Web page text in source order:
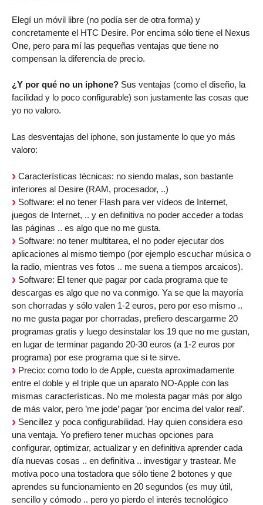
Elegí un móvil libre (no podía ser de otra forma) y
concretamente el HTC Desire. Por encima sólo tiene el Nexus
One, pero para mí las pequeñas ventajas que tiene no
compensan la diferencia de precio.
¿Y por qué no un iphone? Sus ventajas (como el diseño, la
facilidad y lo poco configurable) son justamente las cosas que
yo no valoro.
Las desventajas del iphone, son justamente lo que yo más
valoro:
Características técnicas: no siendo malas, son bastante
inferiores al Desire (RAM, procesador, ..)
Software: el no tener Flash para ver vídeos de Internet,
juegos de Internet, .. y en definitiva no poder acceder a todas
las páginas .. es algo que no me gusta.
Software: no tener multitarea, el no poder ejecutar dos
aplicaciones al mismo tiempo (por ejemplo escuchar música o
la radio, mientras ves fotos .. me suena a tiempos arcaicos).
Software: El tener que pagar por cada programa que te
descargas es algo que no va conmigo. Ya se que la mayoría
son chorradas y sólo valen 1-2 euros, pero por eso mismo ..
no me gusta pagar por chorradas, prefiero descargarme 20
programas gratis y luego desinstalar los 19 que no me gustan,
en lugar de terminar pagando 20-30 euros (a 1-2 euros por
programa) por ese programa que si te sirve.
Precio: como todo lo de Apple, cuesta aproximadamente
entre el doble y el triple que un aparato NO-Apple con las
mismas características. No me molesta pagar más por algo
de más valor, pero ’me jode’ pagar ’por encima del valor real’.
Sencillez y poca configurabilidad. Hay quien considera eso
una ventaja. Yo prefiero tener muchas opciones para
configurar, optimizar, actualizar y en definitiva aprender cada
día nuevas cosas .. en definitiva .. investigar y trastear. Me
motiva poco una tostadora que sólo tiene 2 botones y que
aprendes su funcionamiento en 20 segundos (es muy útil,
sencillo y cómodo .. pero yo pierdo el interés tecnológico